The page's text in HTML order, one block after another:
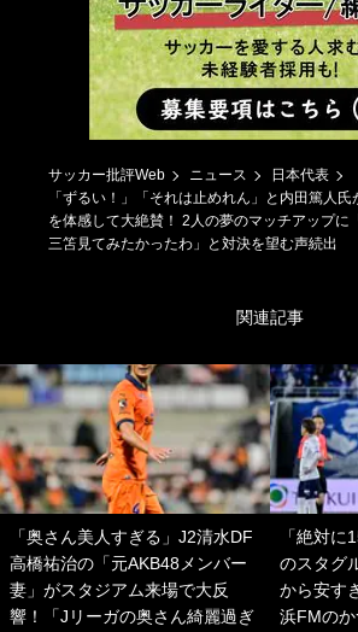
サッカー批評Web ニュース
日本代表
「ずるい！」「それは止めれん」と内田篤人
を体感して大絶賛！ 2人の夢のマッチアップに
三笘見てみたかったわ」と対決を望む声続出
関連記事
「奥さん美人すぎる」J2清水DF
高橋祐治の「元AKB48メンバー
妻」がスタジアム来場で大反
響！「Jリーガの奥さん綺麗過ぎ
「絶対
のスタグ
から安す
浜FMの